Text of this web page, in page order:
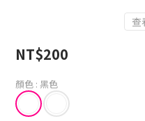
查
NT$200
顏色 : 黑色